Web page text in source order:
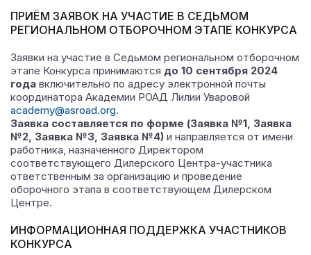
ПРИЁМ ЗАЯВОК НА УЧАСТИЕ В СЕДЬМОМ
РЕГИОНАЛЬНОМ ОТБОРОЧНОМ ЭТАПЕ КОНКУРСА
Заявки на участие в Седьмом региональном отборочном
этапе Конкурса принимаются до 10 сентября 2024
года включительно по адресу электронной почты
координатора Академии РОАД Лилии Уваровой
academy@asroad.org.
Заявка составляется по форме (Заявка №1, Заявка
№2, Заявка №3, Заявка №4) и направляется от имени
работника, назначенного Директором
соответствующего Дилерского Центра-участника
ответственным за организацию и проведение
оборочного этапа в соответствующем Дилерском
Центре.
ИНФОРМАЦИОННАЯ ПОДДЕРЖКА УЧАСТНИКОВ
КОНКУРСА